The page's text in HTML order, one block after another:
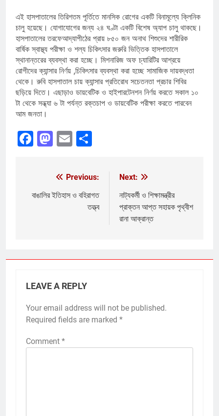
এই হাসপাতালের তিরিশতম পূর্তিতে মানসিক রোগের একটি বিনামূল্যে ক্লিনিক
চালু হয়েছে। যোগাযোগের জন্য ২৪ ঘণ্টা একটি বিশেষ অ্যাপ চালু থাকছে।
হাসপাতালের তরফেআদ্যাপীঠের প্রায় ৮৫০ জন অনাথ শিশুদের শারীরিক
বার্ষিক স্বাস্থ্য পরীক্ষা ও শল্য চিকিৎসার জরুরি ভিত্তিক হাসপাতালে
স্থানান্তরের ব্যবস্থা করা হচ্ছে। মিশনারিজ অফ চ্যারিটির আশ্রয়ে
রোগীদের ক্যান্সার নির্ণয় ,চিকিৎসার ব্যবস্থা করা হচ্ছে সামাজিক দায়বদ্ধতা
থেকে। রুবি হাসপাতাল চায় ক্যান্সার প্রতিরোধ সচেতনতা প্রচার শিবির
ছড়িয়ে দিতে। এছাড়াও ডায়বেটিক ও হাইপারটেনশন নির্ণয় করতে সকাল ১০
টা থেকে সন্ধ্যা ৬ টা পর্যন্ত রক্তচাপ ও ডায়বেটিক পরীক্ষা করতে পারবেন
আম জনতা।
Facebook
Mastodon
Email
navigation
Previous:
বাঙালির ইতিহাস ও বহিরাগত
তত্ত্ব
Next:
নাট্যকর্মী ও শিক্ষামন্ত্রীর
প্রাক্তন আপ্ত সহায়ক পৃথ্বীশ
রানা আক্রান্ত
LEAVE A REPLY
Your email address will not be published.
Required fields are marked *
Comment *